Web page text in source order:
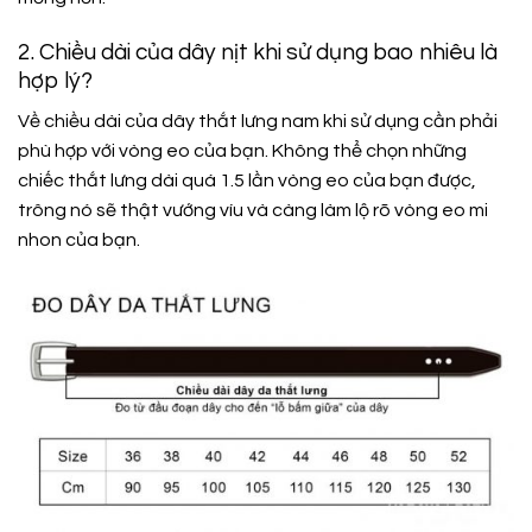
2. Chiều dài của dây nịt khi sử dụng bao nhiêu là
hợp lý?
Về chiều dài của dây thắt lưng nam khi sử dụng cần phải
phù hợp với vòng eo của bạn. Không thể chọn những
chiếc thắt lưng dài quá 1.5 lần vòng eo của bạn được,
trông nó sẽ thật vướng víu và càng làm lộ rõ vòng eo mi
nhon của bạn.